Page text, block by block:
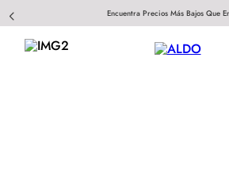
Encuentra Precios Más Bajos Que